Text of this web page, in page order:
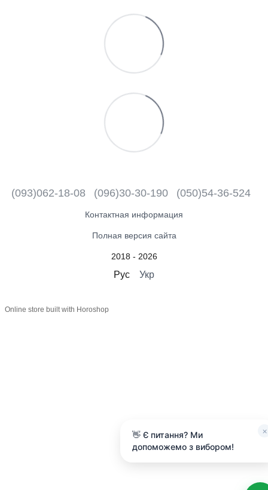
(093)062-18-08 (096)30-30-190 (050)54-36-524
Контактная информация
Полная версия сайта
2018 - 2026
Рус Укр
Online store built with Horoshop
×
👋 Є питання? Ми
допоможемо з вибором!